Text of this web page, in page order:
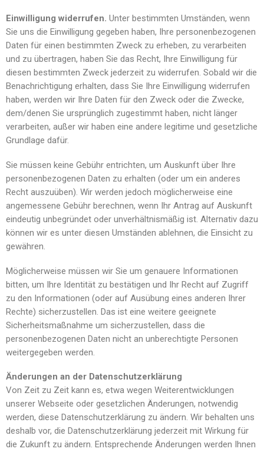
Einwilligung widerrufen. Unter bestimmten Umständen, wenn
Sie uns die Einwilligung gegeben haben, Ihre personenbezogenen
Daten für einen bestimmten Zweck zu erheben, zu verarbeiten
und zu übertragen, haben Sie das Recht, Ihre Einwilligung für
diesen bestimmten Zweck jederzeit zu widerrufen. Sobald wir die
Benachrichtigung erhalten, dass Sie Ihre Einwilligung widerrufen
haben, werden wir Ihre Daten für den Zweck oder die Zwecke,
dem/denen Sie ursprünglich zugestimmt haben, nicht länger
verarbeiten, außer wir haben eine andere legitime und gesetzliche
Grundlage dafür.
Sie müssen keine Gebühr entrichten, um Auskunft über Ihre
personenbezogenen Daten zu erhalten (oder um ein anderes
Recht auszuüben). Wir werden jedoch möglicherweise eine
angemessene Gebühr berechnen, wenn Ihr Antrag auf Auskunft
eindeutig unbegründet oder unverhältnismäßig ist. Alternativ dazu
können wir es unter diesen Umständen ablehnen, die Einsicht zu
gewähren.
Möglicherweise müssen wir Sie um genauere Informationen
bitten, um Ihre Identität zu bestätigen und Ihr Recht auf Zugriff
zu den Informationen (oder auf Ausübung eines anderen Ihrer
Rechte) sicherzustellen. Das ist eine weitere geeignete
Sicherheitsmaßnahme um sicherzustellen, dass die
personenbezogenen Daten nicht an unberechtigte Personen
weitergegeben werden.
Änderungen an der Datenschutzerklärung
Von Zeit zu Zeit kann es, etwa wegen Weiterentwicklungen
unserer Webseite oder gesetzlichen Änderungen, notwendig
werden, diese Datenschutzerklärung zu ändern. Wir behalten uns
deshalb vor, die Datenschutzerklärung jederzeit mit Wirkung für
die Zukunft zu ändern. Entsprechende Änderungen werden Ihnen